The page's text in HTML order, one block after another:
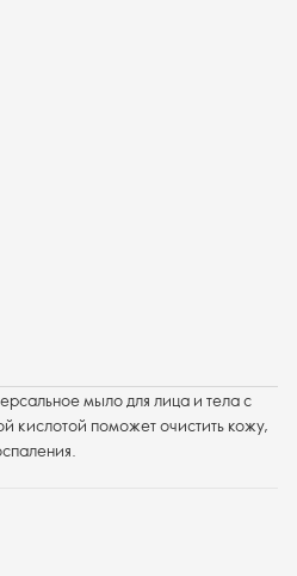
мыло для лица и тела с
кислотой поможет очистить кожу,